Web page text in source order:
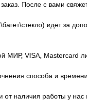
После с вами
идет за
МИР, VISA, Mastercard
способа и
от наличия работы у нас